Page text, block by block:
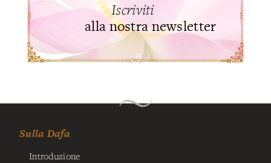
Iscriviti
alla nostra newsletter
Sulla Dafa
Introduzione